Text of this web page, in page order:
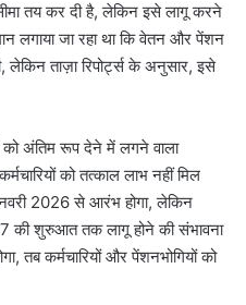
तय कर दी है, लेकिन इसे लागू करने
लगाया जा रहा था कि वेतन और पेंशन
लेकिन ताज़ा रिपोर्ट्स के अनुसार, इसे
को अंतिम रूप देने में लगने वाला
को तत्काल लाभ नहीं मिल
2026 से आरंभ होगा, लेकिन
की शुरुआत तक लागू होने की संभावना
तब कर्मचारियों और पेंशनभोगियों को